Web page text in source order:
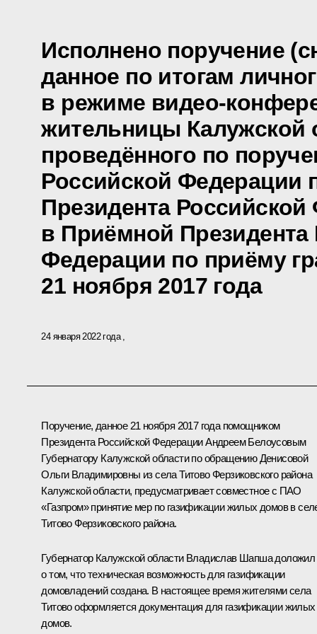
Исполнено поручение
данное по итогам
в режиме видео-
жительницы Калужской
проведённого по
Российской Федерации
Президента
в Приёмной Президента
Федерации по приёму
21 ноября 2017 года
24 января 2022 года
Поручение, данное 21 ноября 2017 года помощником
Президента Российской Федерации Андреем Белоусовым
Губернатору Калужской области по обращению Денисовой
Ольги Владимировны из села Титово Ферзиковского района
Калужской области, предусматривает совместное с ПАО
«Газпром» принятие мер по газификации жилых домов в
Титово Ферзиковского района.
Губернатор Калужской области Владислав Шапша доложил
о том, что техническая возможность для газификации
домовладений создана. В настоящее время жителями села
Титово оформляется документация для газификации жилых
домов.